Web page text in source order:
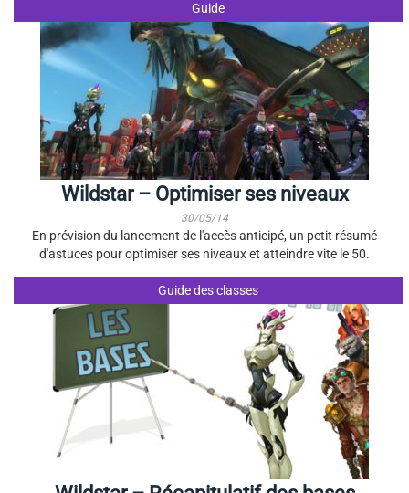
Guide
Wildstar – Optimiser ses niveaux
30/05/14
En prévision du lancement de l'accès anticipé, un petit résumé
d'astuces pour optimiser ses niveaux et atteindre vite le 50.
Guide des classes